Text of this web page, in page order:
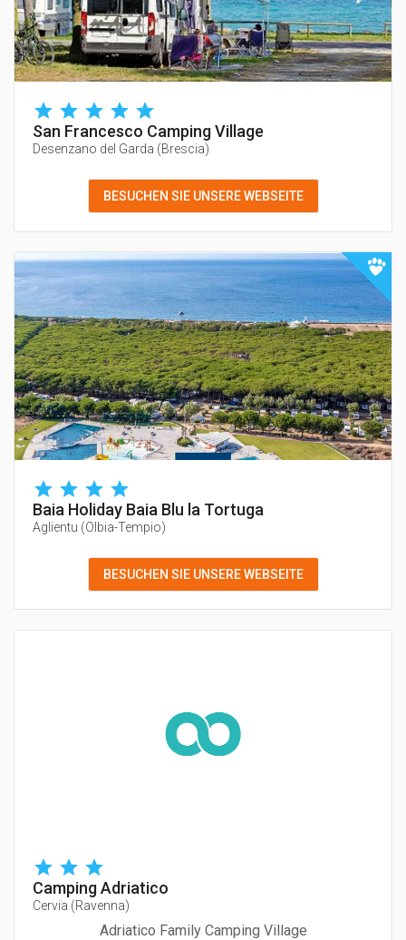
San Francesco Camping Village
Desenzano del Garda (Brescia)
BESUCHEN SIE UNSERE WEBSEITE
Baia Holiday Baia Blu la Tortuga
Aglientu (Olbia-Tempio)
BESUCHEN SIE UNSERE WEBSEITE
Camping Adriatico
Cervia (Ravenna)
Adriatico Family Camping Village